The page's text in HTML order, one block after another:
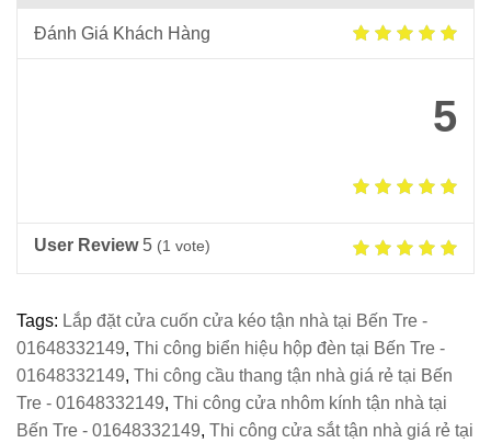
Đánh Giá Khách Hàng
5
User Review 5 (1 vote)
Tags: Lắp đặt cửa cuốn cửa kéo tận nhà tại Bến Tre -
01648332149, Thi công biển hiệu hộp đèn tại Bến Tre -
01648332149, Thi công cầu thang tận nhà giá rẻ tại Bến
Tre - 01648332149, Thi công cửa nhôm kính tận nhà tại
Bến Tre - 01648332149, Thi công cửa sắt tận nhà giá rẻ tại